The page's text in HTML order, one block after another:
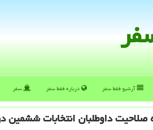
آرشیو فقط سفر درباره فقط سفر سفر
داوطلبان انتخابات ششمین